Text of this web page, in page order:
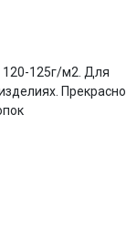
120-125г/м2. Для
Прекрасно